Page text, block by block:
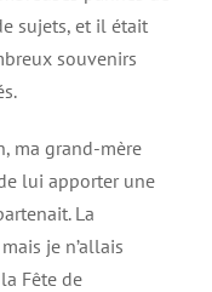
sujets, et il était
souvenirs
ma grand-mère
lui apporter une
La
je n’allais
Fête de